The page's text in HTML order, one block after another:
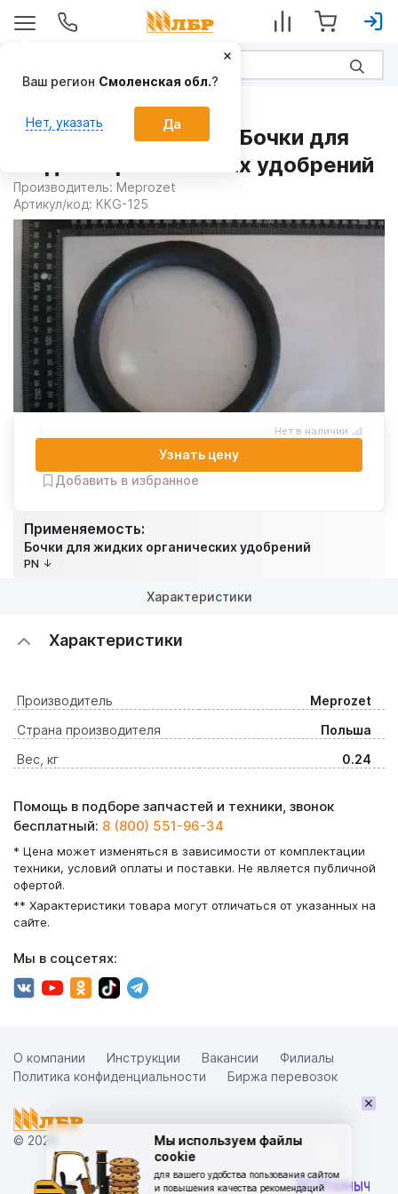
Набивка KKG-125 на Бочки для
жидких органических удобрений
Производитель: Meprozet
Артикул/код: KKG-125
Применяемость:
Бочки для жидких органических удобрений
PN
Нет в наличии
Узнать цену
Добавить в избранное
Характеристики
Характеристики
Производитель
Meprozet
Страна производителя
Польша
Вес, кг
0.24
Мы используем файлы
cookie
для вашего удобства пользования сайтом
и повышения качества рекомендаций
Помощь в подборе запчастей и техники, звонок
бесплатный: 8 (800) 551-96-34
* Цена может изменяться в зависимости от комплектации
техники, условий оплаты и поставки. Не является публичной
офертой.
** Характеристики товара могут отличаться от указанных на
сайте.
Мы в соцсетях:
© 2026
О компании Инструкции Вакансии
Филиалы
Политика конфиденциальности
Биржа перевозок
×
Ваш регион Смоленская обл.?
Нет, указать Да